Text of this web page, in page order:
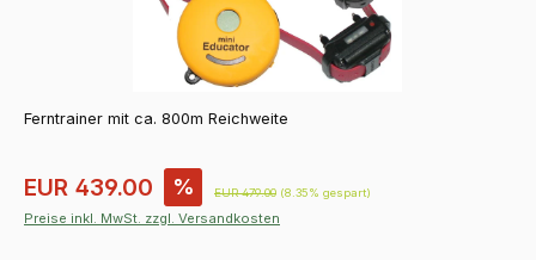
Ferntrainer mit ca. 800m Reichweite
Verkaufspreis:
EUR 439.00 % Regulärer Preis:
EUR 479.00 (8.35% gespart)
Preise inkl. MwSt. zzgl. Versandkosten